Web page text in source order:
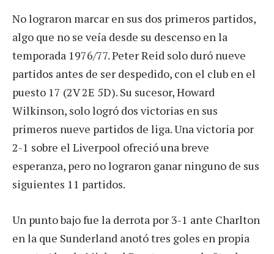
No lograron marcar en sus dos primeros partidos,
algo que no se veía desde su descenso en la
temporada 1976/77. Peter Reid solo duró nueve
partidos antes de ser despedido, con el club en el
puesto 17 (2V 2E 5D). Su sucesor, Howard
Wilkinson, solo logró dos victorias en sus
primeros nueve partidos de liga. Una victoria por
2-1 sobre el Liverpool ofreció una breve
esperanza, pero no lograron ganar ninguno de sus
siguientes 11 partidos.
Un punto bajo fue la derrota por 3-1 ante Charlton
en la que Sunderland anotó tres goles en propia